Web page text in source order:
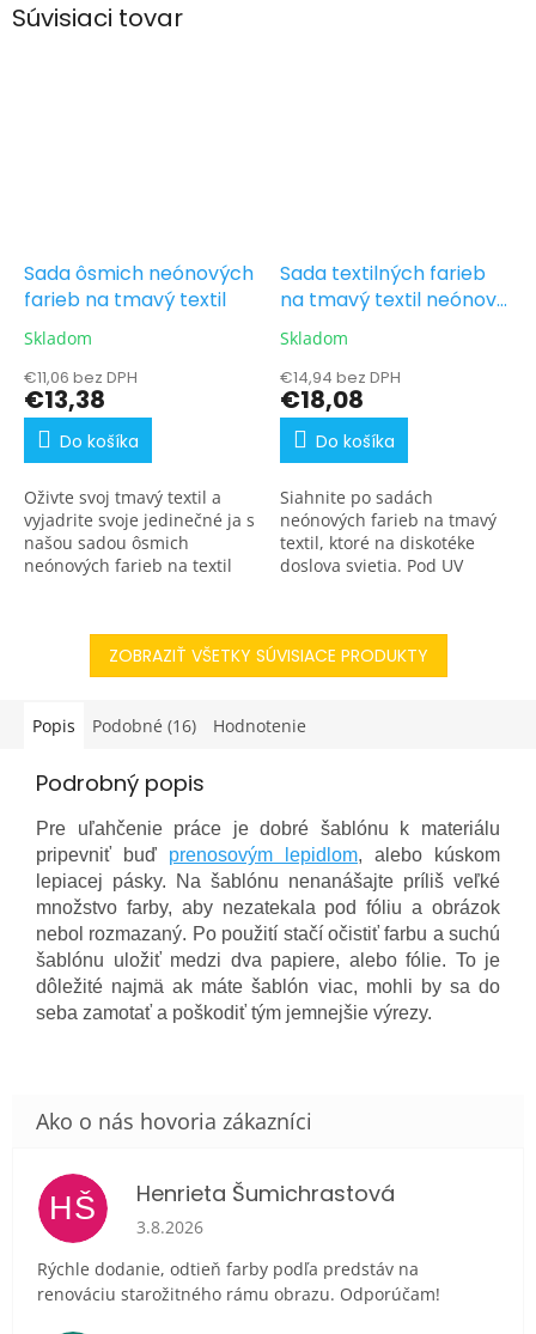
Súvisiaci tovar
Sada ôsmich neónových
farieb na tmavý textil
Skladom
€11,06 bez DPH
€13,38
Do košíka
Oživte svoj tmavý textil a
vyjadrite svoje jedinečné ja s
našou sadou ôsmich
neónových farieb na textil
budú mať za normálnych...
Sada textilných farieb
na tmavý textil neónové
odtiene 7 x 25 g
Skladom
€14,94 bez DPH
€18,08
Do košíka
Siahnite po sadách
neónových farieb na tmavý
textil, ktoré na diskotéke
doslova svietia. Pod UV
deň zase majú jemné
pastelové...
ZOBRAZIŤ VŠETKY SÚVISIACE PRODUKTY
Popis Podobné (16) Hodnotenie
Podrobný popis
Pre uľahčenie práce je dobré šablónu k materiálu
pripevniť buď prenosovým lepidlom, alebo kúskom
lepiacej pásky. Na šablónu nenanášajte príliš veľké
množstvo farby, aby nezatekala pod fóliu a obrázok
nebol rozmazaný. Po použití stačí očistiť farbu a suchú
šablónu uložiť medzi dva papiere, alebo fólie. To je
dôležité najmä ak máte šablón viac, mohli by sa do
seba zamotať a poškodiť tým jemnejšie výrezy.
HŠ Henrieta Šumichrastová
Hodnotenie obchodu je 5 z 5 hviezdičiek.
3.8.2026
Rýchle dodanie, odtieň farby podľa predstáv na
renováciu starožitného rámu obrazu. Odporúčam!